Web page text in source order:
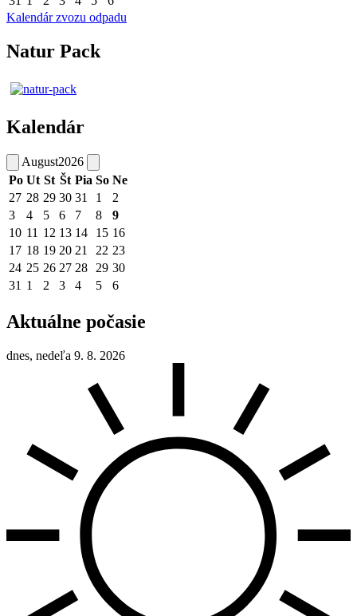
Kalendár zvozu odpadu
Natur Pack
Kalendár
August2026
Po Ut St Št Pia So Ne
27 28 29 30 31 1
2
3
4 5 6 7 8
9
10 11 12 13 14 15 16
17 18 19 20 21 22 23
24 25 26 27 28 29 30
31 1 2 3 4 5 6
Aktuálne počasie
dnes, nedeľa 9. 8. 2026